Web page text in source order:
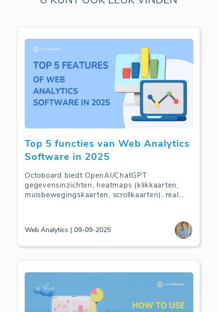
Top 5 functies van Web Analytics
Software in 2025
Octoboard biedt OpenAI/ChatGPT
gegevensinzichten, heatmaps (klikkaarten,
muisbewegingskaarten, scrollkaarten), real...
Web Analytics | 09-09-2025